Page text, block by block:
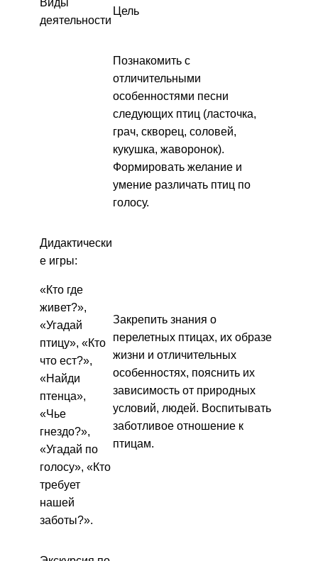
Виды
деятельности
Цель
Познакомить с
отличительными
особенностями песни
следующих птиц (ласточка,
грач, скворец, соловей,
кукушка, жаворонок).
Формировать желание и
умение различать птиц по
голосу.
Дидактически
е игры:
«Кто где
живет?»,
«Угадай
птицу», «Кто
что ест?»,
«Найди
птенца»,
«Чье
гнездо?»,
«Угадай по
голосу», «Кто
требует
нашей
заботы?».
Закрепить знания о
перелетных птицах, их образе
жизни и отличительных
особенностях, пояснить их
зависимость от природных
условий, людей. Воспитывать
заботливое отношение к
птицам.